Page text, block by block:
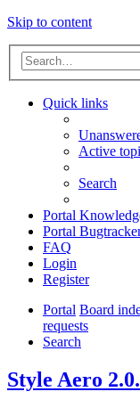
Skip to content
Quick links
Active
Search
Portal
Portal
FAQ
Login
Register
Portal Board
requests
Search
Style Aero